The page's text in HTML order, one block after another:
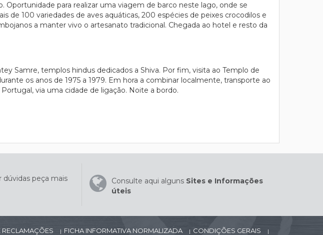
Oportunidade para realizar uma viagem de barco neste lago, onde se
100 variedades de aves aquáticas, 200 espécies de peixes crocodilos e
a manter vivo o artesanato tradicional. Chegada ao hotel e resto da
Samre, templos hindus dedicados a Shiva. Por fim, visita ao Templo de
os anos de 1975 a 1979. Em hora a combinar localmente, transporte ao
via uma cidade de ligação. Noite a bordo.
dúvidas peça mais
Consulte aqui alguns Sites e Informações
úteis
RECLAMAÇÕES | FICHA INFORMATIVA NORMALIZADA | CONDIÇÕES GERAIS |